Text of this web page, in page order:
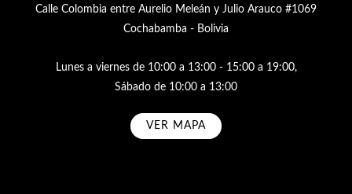
Calle Colombia entre Aurelio Meleán y Julio Arauco #1069
Cochabamba - Bolivia
Lunes a viernes de 10:00 a 13:00 - 15:00 a 19:00,
Sábado de 10:00 a 13:00
VER MAPA